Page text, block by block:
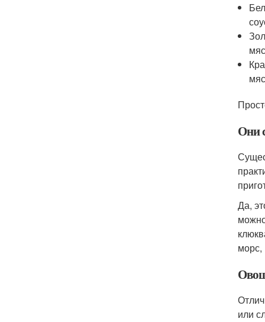
Они
Да,
морс,
или